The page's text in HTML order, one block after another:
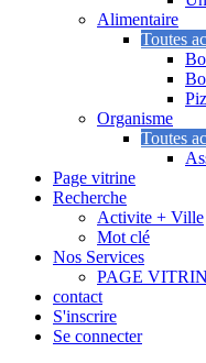
Alimentaire
Toutes
Organisme
Toutes
Page vitrine
Recherche
Activite + Ville
Mot clé
Nos Services
PAGE
contact
S'inscrire
Se connecter